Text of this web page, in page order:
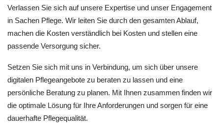
Verlassen Sie sich auf unsere Expertise und unser Engagement
in Sachen Pflege. Wir leiten Sie durch den gesamten Ablauf,
machen die Kosten verständlich bei Kosten und stellen eine
passende Versorgung sicher.
Setzen Sie sich mit uns in Verbindung, um sich über unsere
digitalen Pflegeangebote zu beraten zu lassen und eine
persönliche Beratung zu planen. Mit Ihnen zusammen finden wir
die optimale Lösung für Ihre Anforderungen und sorgen für eine
dauerhafte Pflegequalität.